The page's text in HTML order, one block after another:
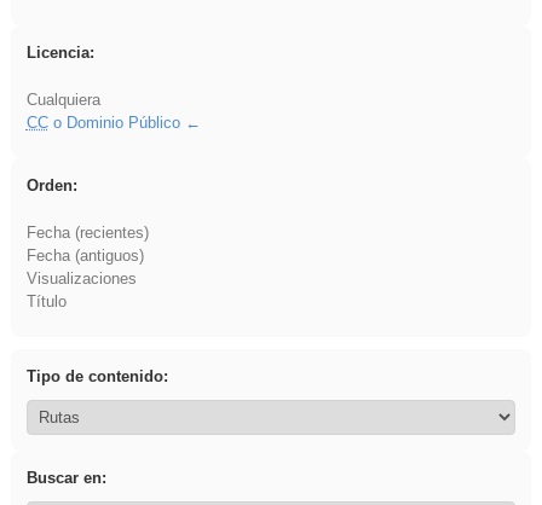
Licencia:
Cualquiera
CCo Dominio Público
Orden:
Fecha (recientes)
Fecha (antiguos)
Visualizaciones
Título
Tipo de contenido:
Buscar en: